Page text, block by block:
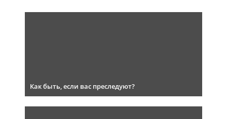
Как быть, если вас преследуют?